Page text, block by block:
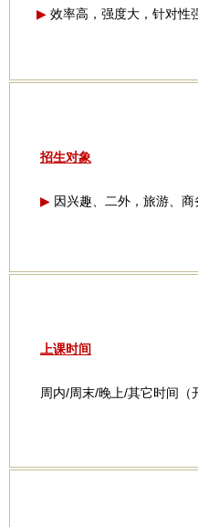
▶ 效率高，强度大，针对性
招生对象
▶ 因兴趣、二外，旅游、
上课时间
周内/周末/晚上/其它时间（